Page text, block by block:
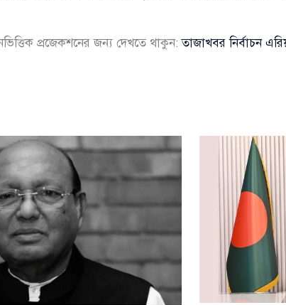
প্রজেকশনের জন্য দেখতে থাকুন:তাজাখবর নির্বাচন